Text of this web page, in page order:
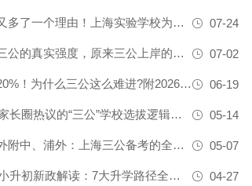
选择上实又多了一个理由！上海实验学校为什么是“三公天花板”？ 07-24
揭秘上海三公的真实强度，原来三公上岸的娃都有这些证书! 07-02
报录比仅20%！为什么三公这么难进?附2026三公备考攻略 06-19
2025上海家长圈热议的“三公”学校选拔逻辑解析，家长必看！ 05-14
上实、上外附中、浦外：上海三公备考的全面规划建议都在这里了！ 05-07
2025上海小升初新政解读：7大升学路径全解析 04-27